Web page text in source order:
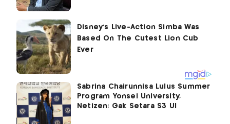
Sabrina Chairunnisa Lulus Summer
Program Yonsei University,
Netizen: Gak Setara S3 UI